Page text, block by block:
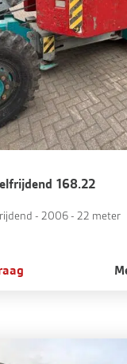
168.22
- 2006 - 22 meter